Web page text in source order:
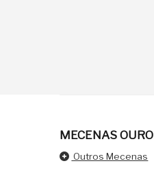
MECENAS OURO
Outros Mecenas